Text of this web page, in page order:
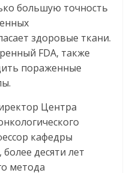
большую точность
здоровые ткани.
FDA, также
пораженные
Центра
кафедры
десяти лет
метода